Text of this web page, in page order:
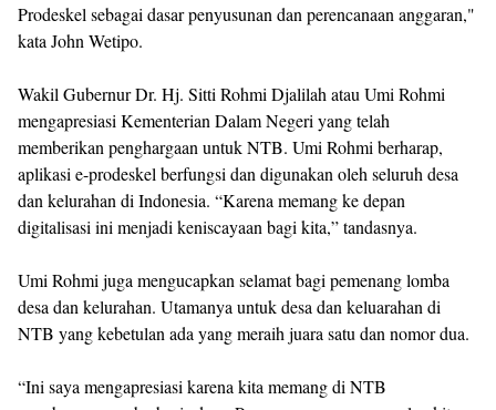
Prodeskel sebagai dasar penyusunan dan perencanaan anggaran,"
kata John Wetipo.
Wakil Gubernur Dr. Hj. Sitti Rohmi Djalilah atau Umi Rohmi
mengapresiasi Kementerian Dalam Negeri yang telah
memberikan penghargaan untuk NTB. Umi Rohmi berharap,
aplikasi e-prodeskel berfungsi dan digunakan oleh seluruh desa
dan kelurahan di Indonesia. “Karena memang ke depan
digitalisasi ini menjadi keniscayaan bagi kita,” tandasnya.
Umi Rohmi juga mengucapkan selamat bagi pemenang lomba
desa dan kelurahan. Utamanya untuk desa dan keluarahan di
NTB yang kebetulan ada yang meraih juara satu dan nomor dua.
“Ini saya mengapresiasi karena kita memang di NTB